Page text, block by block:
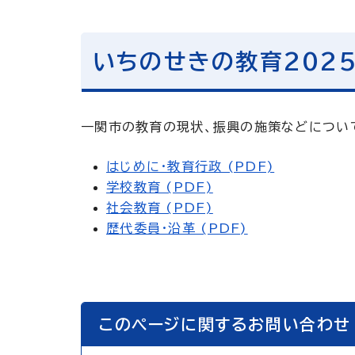
いちのせきの教育2025
一関市の教育の現状、振興の施策などについ
はじめに・教育行政 (PDF)
学校教育 (PDF)
社会教育 (PDF)
歴代委員・沿革 (PDF)
このページに関するお問い合わせ